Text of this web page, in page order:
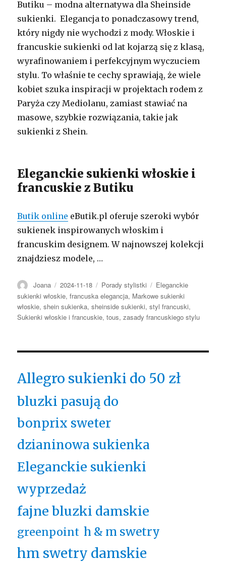
Butiku – modna alternatywa dla Sheinside
sukienki. Elegancja to ponadczasowy trend,
który nigdy nie wychodzi z mody. Włoskie i
francuskie sukienki od lat kojarzą się z klasą,
wyrafinowaniem i perfekcyjnym wyczuciem
stylu. To właśnie te cechy sprawiają, że wiele
kobiet szuka inspiracji w projektach rodem z
Paryża czy Mediolanu, zamiast stawiać na
masowe, szybkie rozwiązania, takie jak
sukienki z Shein.
Eleganckie sukienki włoskie i
francuskie z Butiku
Butik online eButik.pl oferuje szeroki wybór
sukienek inspirowanych włoskim i
francuskim designem. W najnowszej kolekcji
znajdziesz modele, …
Autor
Joana Opublikowano
2024-11-18 Kategorie
Porady stylistki Tagi
Eleganckie
sukienki włoskie,francuska elegancja, Markowe sukienki
włoskie,shein sukienka,sheinside sukienki,styl francuski,
Sukienki włoskie i francuskie,tous,zasady francuskiego stylu
Allegro sukienki do 50 zł
bluzki pasują do
bonprix sweter
dzianinowa sukienka
Eleganckie sukienki
wyprzedaż
fajne bluzki damskie
greenpoint h & m swetry
hm swetry damskie